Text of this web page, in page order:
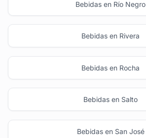
Bebidas en Río Negro
Bebidas en Rivera
Bebidas en Rocha
Bebidas en Salto
Bebidas en San José